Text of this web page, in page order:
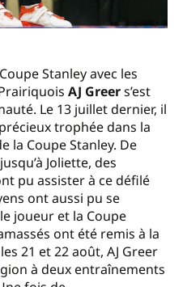
Stanley avec les
AJ Greers’est
Le 13 juillet dernier, il
trophée dans la
la Coupe Stanley. De
Joliette, des
pu assister à ce défilé
ont aussi pu se
joueur et la Coupe
ont été remis à la
21 et 22 août, AJ Greer
à deux entraînements